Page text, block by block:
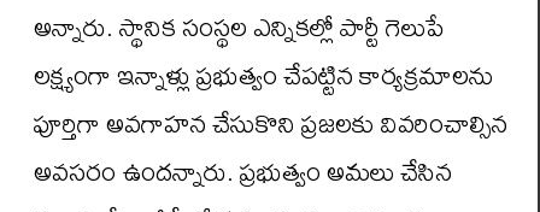
అన్నారు. స్థానిక సంస్థల ఎన్నికల్లో పార్టీ గెలుపే
లక్ష్యంగా ఇన్నాళ్లు ప్రభుత్వం చేపట్టిన కార్యక్రమాలను
పూర్తిగా అవగాహన చేసుకొని ప్రజలకు వివరించాల్సిన
అవసరం ఉందన్నారు. ప్రభుత్వం అమలు చేసిన